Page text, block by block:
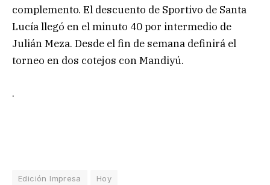
complemento. El descuento de Sportivo de Santa
Lucía llegó en el minuto 40 por intermedio de
Julián Meza. Desde el fin de semana definirá el
torneo en dos cotejos con Mandiyú.
.
Edición Impresa Hoy